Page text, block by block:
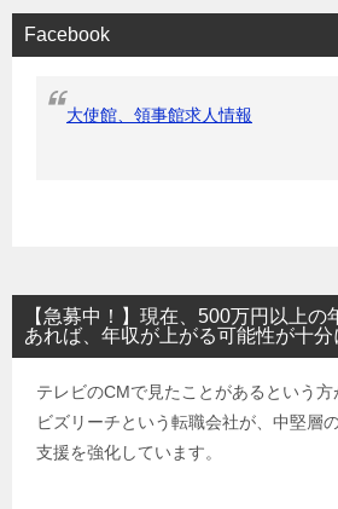
Facebook
大使館、領事館求人情報
【急募中！】現在、500万円以上の
あれば、年収が上がる可能性が十分
テレビのCMで見たことがあるという方
ビズリーチという転職会社が、中堅層
支援を強化しています。